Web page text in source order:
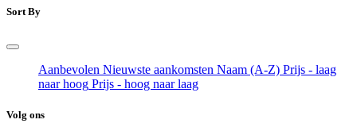
Sort By
Aanbevolen Nieuwste aankomsten Naam (A-Z) Prijs - laag
naar hoog Prijs - hoog naar laag
Volg ons